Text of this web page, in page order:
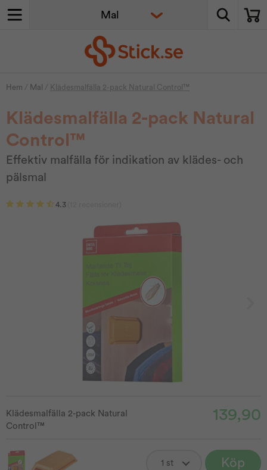
Hem / Mal / Klädesmalfälla 2-pack Natural Control™
Klädesmalfälla 2-pack Natural
Control™
Effektiv malfälla för indikation av klädes- och
pälsmal
4.3
Klädesmalfälla 2-pack Natural
Control™
139,90
Köp